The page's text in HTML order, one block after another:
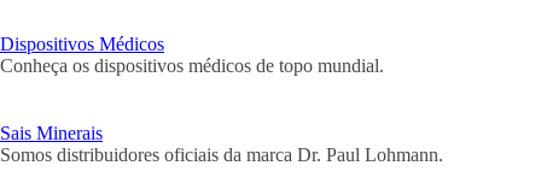
Dispositivos Médicos
Conheça os dispositivos médicos de topo mundial.
Sais Minerais
Somos distribuidores oficiais da marca Dr. Paul Lohmann.